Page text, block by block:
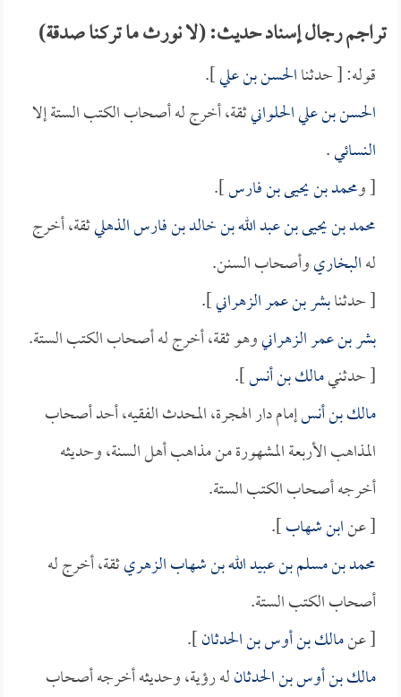
تراجم رجال إسناد حديث: (لا نورث ما تركنا صدقة)
قوله: [ حدثناالحسن بن علي].
الحسن بن علي الحلوانيثقة، أخرج له أصحاب الكتب الستة إلا
النسائي.
[ ومحمد بن يحيى بن فارس].
محمد بن يحيى بن عبد الله بن خالد بن فارس الذهليثقة، أخرج
لهالبخاريوأصحاب السنن.
[ حدثنابشر بن عمر الزهراني].
بشر بن عمر الزهرانيوهو ثقة، أخرج له أصحاب الكتب الستة.
[ حدثنيمالك بن أنس].
مالك بن أنسإمام دار الهجرة، المحدث الفقيه، أحد أصحاب
المذاهب الأربعة المشهورة من مذاهب أهل السنة، وحديثه
أخرجه أصحاب الكتب الستة.
[ عنابن شهاب].
محمد بن مسلم بن عبيد الله بن شهاب الزهريثقة، أخرج له
أصحاب الكتب الستة.
[ عنمالك بن أوس بن الحدثان].
مالك بن أوس بن الحدثانله رؤية، وحديثه أخرجه أصحاب